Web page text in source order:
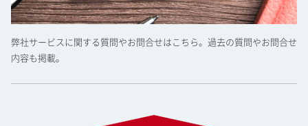
弊社サービスに関する質問やお問合せはこちら。過去の質問やお問合せ
内容も掲載。